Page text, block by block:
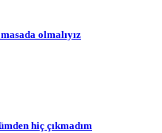
olmalıyız
hiç çıkmadım